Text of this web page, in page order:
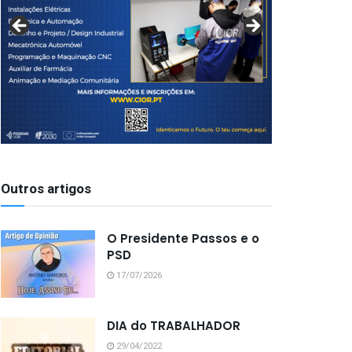
Outros artigos
O Presidente Passos e o
PSD
17/07/2026
DIA do TRABALHADOR
29/04/2022